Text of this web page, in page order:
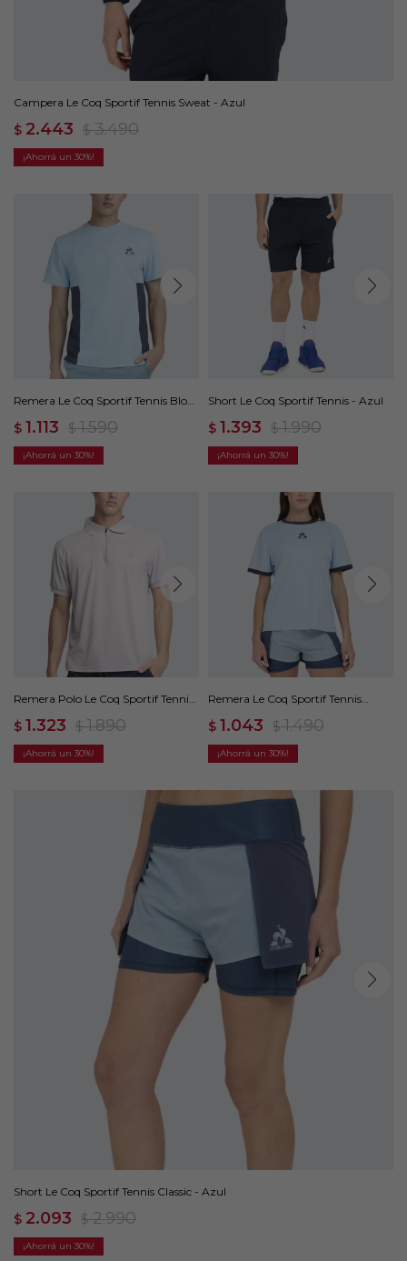
Campera Le Coq Sportif Tennis Sweat - Azul
$ 2.443 $ 3.490
30
Remera Le Coq Sportif Tennis Block
$ 1.113 $ 1.590
30
Short Le Coq Sportif Tennis - Azul
$ 1.393 $ 1.990
30
Remera Polo Le Coq Sportif Tennis
$ 1.323 $ 1.890
30
Remera Le Coq Sportif Tennis
$ 1.043 $ 1.490
30
Short Le Coq Sportif Tennis Classic - Azul
$ 2.093 $ 2.990
30